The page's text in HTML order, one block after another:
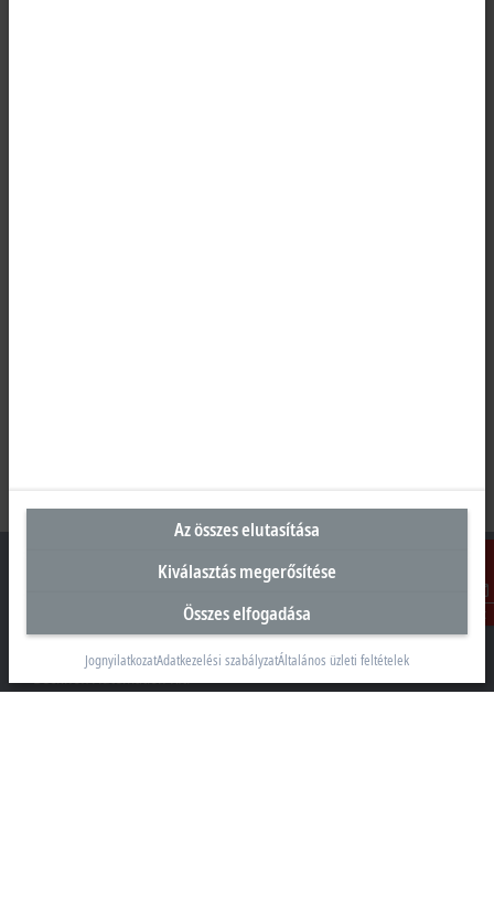
Kontakt
Magyarországi központ
Beckhoff Automation Kft.
Az összes elutasítása
Kiválasztás megerősítése
Összes elfogadása
JognyilatkozatAdatkezelési szabályzatÁltalános üzleti feltételek